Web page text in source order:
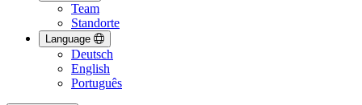
Team
Standorte
Language
Deutsch
English
Português